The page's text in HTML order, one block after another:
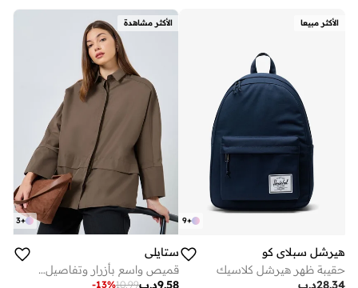
الأكثر مبيعا
+
9
هيرشل سبلاي كو
حقيبة ظهر هيرشل كلاسيك
د.ب28.34
الأكثر مشاهدة
+
3
ستايلي
قميص واسع بأزرار وتفاصيل ألواح
د.ب9.58
10.99
-13%